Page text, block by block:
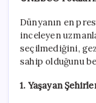
Dünyanın en
inceleyen
seçilmediğini,
sahip olduğunu
1. Yaşayan